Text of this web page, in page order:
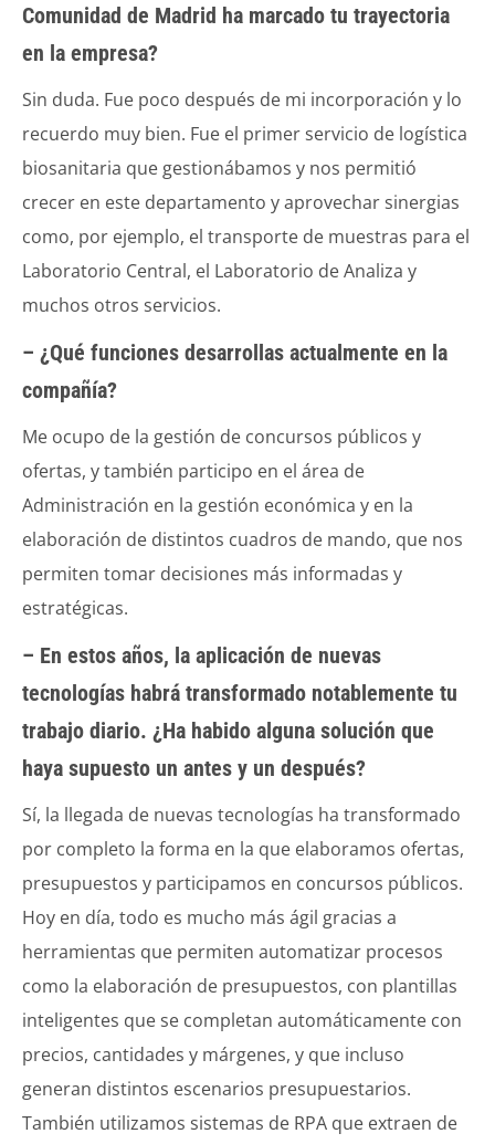
Comunidad de Madrid ha marcado tu trayectoria
en la empresa?
Sin duda. Fue poco después de mi incorporación y lo
recuerdo muy bien. Fue el primer servicio de logística
biosanitaria que gestionábamos y nos permitió
crecer en este departamento y aprovechar sinergias
como, por ejemplo, el transporte de muestras para el
Laboratorio Central, el Laboratorio de Analiza y
muchos otros servicios.
– ¿Qué funciones desarrollas actualmente en la
compañía?
Me ocupo de la gestión de concursos públicos y
ofertas, y también participo en el área de
Administración en la gestión económica y en la
elaboración de distintos cuadros de mando, que nos
permiten tomar decisiones más informadas y
estratégicas.
– En estos años, la aplicación de nuevas
tecnologías habrá transformado notablemente tu
trabajo diario. ¿Ha habido alguna solución que
haya supuesto un antes y un después?
Sí, la llegada de nuevas tecnologías ha transformado
por completo la forma en la que elaboramos ofertas,
presupuestos y participamos en concursos públicos.
Hoy en día, todo es mucho más ágil gracias a
herramientas que permiten automatizar procesos
como la elaboración de presupuestos, con plantillas
inteligentes que se completan automáticamente con
precios, cantidades y márgenes, y que incluso
generan distintos escenarios presupuestarios.
También utilizamos sistemas de RPA que extraen de